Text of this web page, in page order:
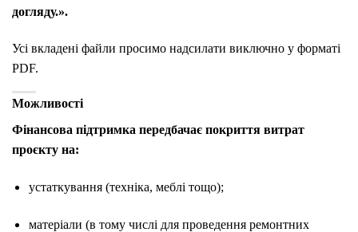
догляду.».
Усі вкладені файли просимо надсилати виключно у форматі
PDF.
Можливості
Фінансова підтримка передбачає покриття витрат
проєкту на:
устаткування (техніка, меблі тощо);
матеріали (в тому числі для проведення ремонтних